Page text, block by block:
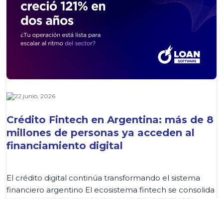
22 junio, 2026
Crédito Fintech en Argentina: más de 8
millones de personas ya acceden al
financiamiento digital
El crédito digital continúa transformando el sistema
financiero argentino El ecosistema fintech se consolida